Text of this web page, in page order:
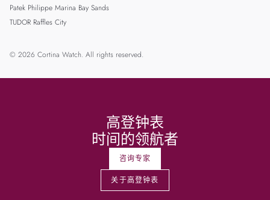
Patek Philippe Marina Bay Sands
TUDOR Raffles City
© 2026 Cortina Watch. All rights reserved.
高登钟表
时间的领航者
咨询专家
关于高登钟表